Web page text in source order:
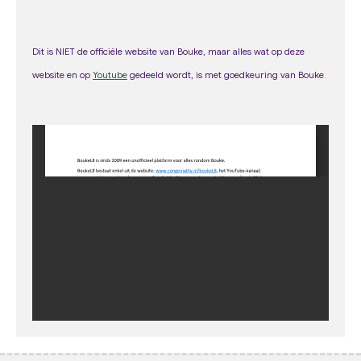
Dit is NIET de officiële website van Bouke, maar alles wat op deze
website en op Youtube gedeeld wordt, is met goedkeuring van Bouke.